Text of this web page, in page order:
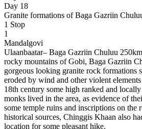
Day 18
Granite formations of Baga Gazriin
1 Stop
1
Mandalgovi
Ulaanbaatar– Baga Gazriin Chuluu
rocky mountains of Gobi, Baga Gazriin
gorgeous looking granite rock formations
eroded by wind and other violent
18th century some high ranked and
monks lived in the area, as evidence of
some temple ruins and inscriptions on the
historical sources, Chinggis Khaan also
location for some pleasant hike.